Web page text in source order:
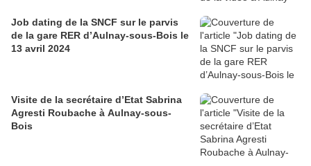
Job dating de la SNCF sur le parvis
de la gare RER d’Aulnay-sous-Bois le
13 avril 2024
Visite de la secrétaire d’Etat Sabrina
Agresti Roubache à Aulnay-sous-
Bois